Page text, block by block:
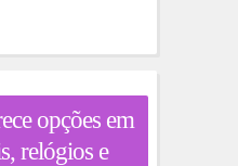
opções em
relógios e